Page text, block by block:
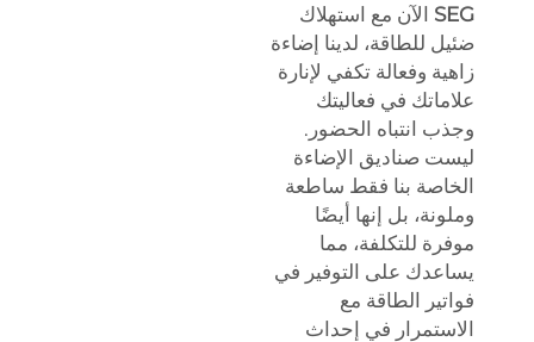
SEG الآن مع استهلاك
ضئيل للطاقة، لدينا إضاءة
زاهية وفعالة تكفي لإنارة
علاماتك في فعاليتك
وجذب انتباه الحضور.
ليست صناديق الإضاءة
الخاصة بنا فقط ساطعة
وملونة، بل إنها أيضًا
موفرة للتكلفة، مما
يساعدك على التوفير في
فواتير الطاقة مع
الاستمرار في إحداث